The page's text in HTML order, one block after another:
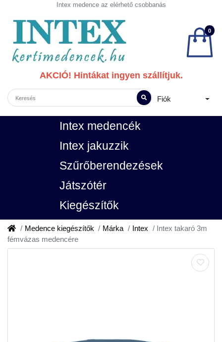
Intex medence az elérhető csobbanás
0
AKCIÓ! Hintákat ingyen szállítjuk.
Fiók
Intex medencék
Intex jakuzzik
Szűrőberendezések
Játszótér
Kiegészítők
Medence kiegészítők Márka Intex
Intex takaró 3m
fémvázas medencére